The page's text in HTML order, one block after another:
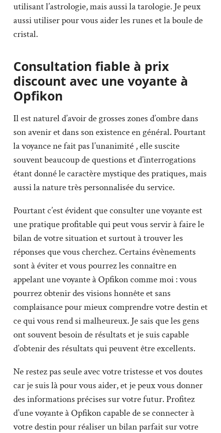
utilisant l’astrologie, mais aussi la tarologie. Je peux
aussi utiliser pour vous aider les runes et la boule de
cristal.
Consultation fiable à prix
discount avec une voyante à
Opfikon
Il est naturel d’avoir de grosses zones d’ombre dans
son avenir et dans son existence en général. Pourtant
la voyance ne fait pas l’unanimité , elle suscite
souvent beaucoup de questions et d’interrogations
étant donné le caractère mystique des pratiques, mais
aussi la nature très personnalisée du service.
Pourtant c’est évident que consulter une voyante est
une pratique profitable qui peut vous servir à faire le
bilan de votre situation et surtout à trouver les
réponses que vous cherchez. Certains évènements
sont à éviter et vous pourrez les connaître en
appelant une voyante à Opfikon comme moi : vous
pourrez obtenir des visions honnête et sans
complaisance pour mieux comprendre votre destin et
ce qui vous rend si malheureux. Je sais que les gens
ont souvent besoin de résultats et je suis capable
d’obtenir des résultats qui peuvent être excellents.
Ne restez pas seule avec votre tristesse et vos doutes
car je suis là pour vous aider, et je peux vous donner
des informations précises sur votre futur. Profitez
d’une voyante à Opfikon capable de se connecter à
votre destin pour réaliser un bilan parfait sur votre